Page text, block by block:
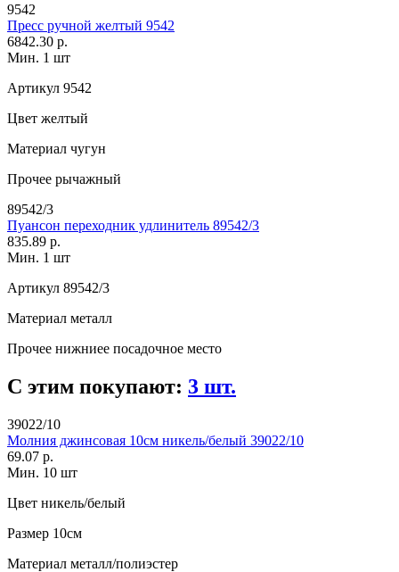
9542
Пресс ручной желтый 9542
6842.30 р.
Мин. 1 шт
Артикул 9542
Цвет желтый
Материал чугун
Прочее рычажный
89542/3
Пуансон переходник удлинитель 89542/3
835.89 р.
Мин. 1 шт
Артикул 89542/3
Материал металл
Прочее нижниее посадочное место
С этим покупают: 3 шт.
39022/10
Молния джинсовая 10см никель/белый 39022/10
69.07 р.
Мин. 10 шт
Цвет никель/белый
Размер 10см
Материал металл/полиэстер